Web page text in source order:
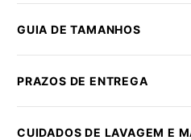
GUIA DE TAMANHOS
PRAZOS DE ENTREGA
CUIDADOS DE LAVAGEM E